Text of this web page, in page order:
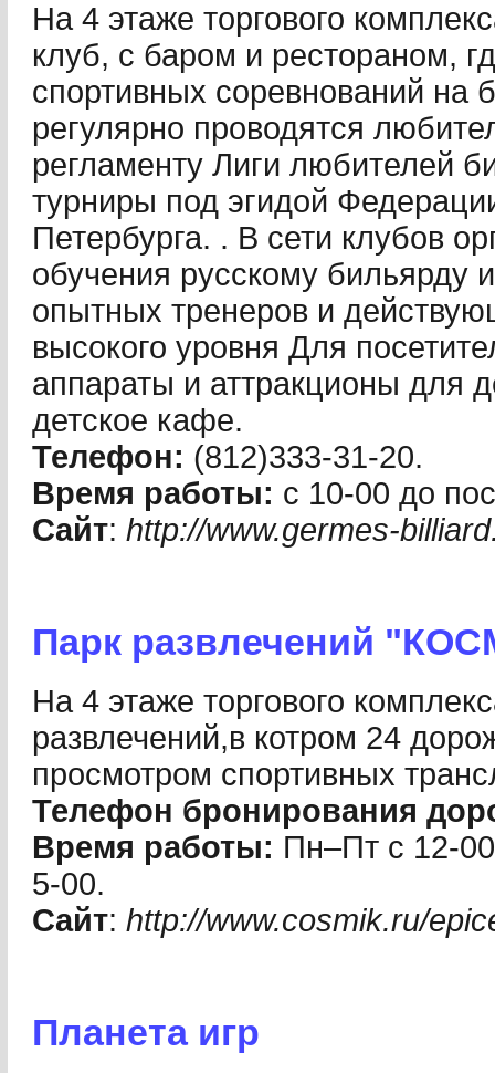
На 4 этаже торгового
клуб, с баром и рестораном,
спортивных соревнований на
регулярно проводятся
регламенту Лиги любителей
турниры под эгидой
Петербурга. . В сети клубов
обучения русскому бильярду
опытных тренеров и
высокого уровня Для
аппараты и аттракционы для
детское кафе.
Телефон: (812)333-31-20.
Время работы: с 10-00 до
Сайт: http://www.germes-
Парк развлечений
На 4 этаже торгового
развлечений,в котром 24
просмотром спортивных
Телефон бронирования
Время работы: Пн–Пт с 12-
5-00.
Сайт: http://www.cosmik.ru/
Планета игр